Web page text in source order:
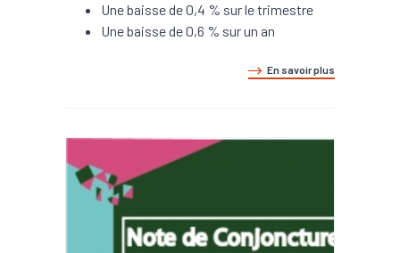
Une baisse de 0,4 % sur le trimestre
Une baisse de 0,6 % sur un an
En savoir plus